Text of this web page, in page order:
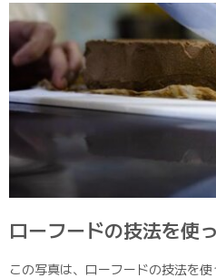
ローフードの技法を使
この写真は、ローフードの技法を